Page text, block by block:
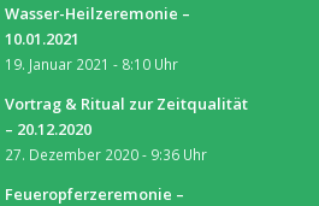
Wasser-Heilzeremonie –
10.01.2021
19. Januar 2021 - 8:10 Uhr
Vortrag & Ritual zur Zeitqualität
– 20.12.2020
27. Dezember 2020 - 9:36 Uhr
Feueropferzeremonie –